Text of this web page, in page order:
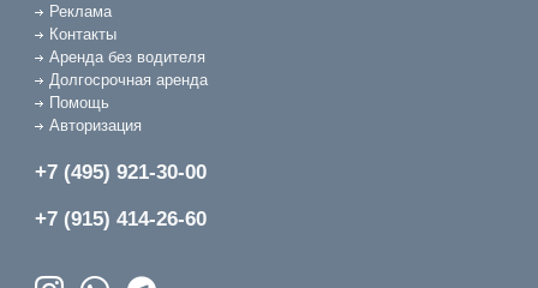
Реклама
Контакты
Аренда без водителя
Долгосрочная аренда
Помощь
Авторизация
+7 (495) 921-30-00
+7 (915) 414-26-60